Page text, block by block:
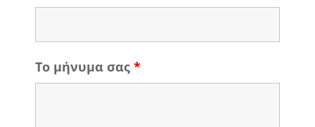
Το μήνυμα σας *